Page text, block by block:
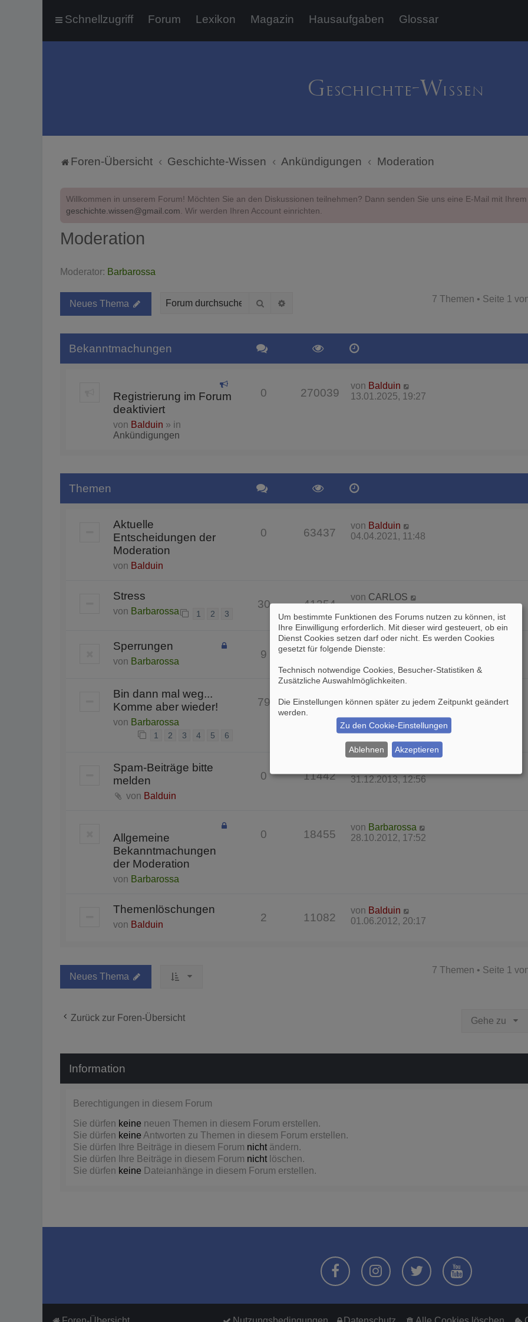
Schnellzugriff Forum Lexikon Magazin Hausaufgaben Glossar
Foren-Übersicht Geschichte-Wissen Ankündigungen Moderation
Willkommen in unserem Forum! Möchten Sie an den Diskussionen teilnehmen? Dann senden Sie uns eine E-Mail mit
geschichte.wissen@gmail.com. Wir werden Ihren Account einrichten.
Moderation
Moderator: Barbarossa
Neues Thema Suche 7 Themen • Seite 1
Bekanntmachungen
Registrierung im Forum
deaktiviert
von Balduin » in
Ankündigungen
0 270039
von Balduin
13.01.2025, 19:27
Themen
Aktuelle
Entscheidungen der
Moderation
von Balduin
0 63437
von Balduin
04.04.2021, 11:48
Stress
von Barbarossa 1 2 3
30 41354
von CARLOS
Sperrungen
von Barbarossa
9 17872
vonBarbarossa
Bin dann mal weg...
Komme aber wieder!
von Barbarossa
1 2 3 4 5 6
79 71215
17.08.2014, 14:43
Spam-Beiträge bitte
melden
von Balduin
0 11442
31.12.2013, 12:56
Allgemeine
Bekanntmachungen
der Moderation
von Barbarossa
0 18455
von Barbarossa
28.10.2012, 17:52
Themenlöschungen
von Balduin
2 11082
von Balduin
01.06.2012, 20:17
Neues Thema
7 Themen • Seite 1
Zurück zur Foren-Übersicht Gehe zu
Information
Berechtigungen in diesem Forum
Sie dürfen keine neuen Themen in diesem Forum erstellen.
Sie dürfen keine Antworten zu Themen in diesem Forum erstellen.
Sie dürfen Ihre Beiträge in diesem Forum nichtändern.
Sie dürfen Ihre Beiträge in diesem Forum nichtlöschen.
Sie dürfen keine Dateianhänge in diesem Forum erstellen.
Um bestimmte Funktionen des Forums nutzen zu können, ist
Ihre Einwilligung erforderlich. Mit dieser wird gesteuert, ob ein
Dienst Cookies setzen darf oder nicht. Es werden Cookies
gesetzt für folgende Dienste:
Technisch notwendige Cookies, Besucher-Statistiken &
Zusätzliche Auswahlmöglichkeiten
Die Einstellungen können später zu jedem Zeitpunkt geändert
werden.
Zu den Cookie-Einstellungen
Ablehnen Akzeptieren